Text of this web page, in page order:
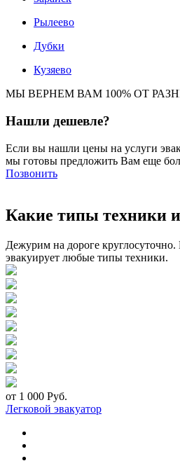
Рылеево
Дубки
Кузяево
МЫ ВЕРНЕМ ВАМ 100% ОТ
Нашли дешевле?
Если вы нашли цены на услуги
мы готовы предложить Вам еще
Позвонить
Какие типы техники
Дежурим на дороге
эвакуирует любые типы техники.
от 1 000 Руб.
Легковой эвакуатор